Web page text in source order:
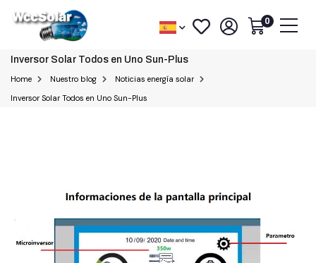
0
Inversor Solar Todos en Uno Sun-Plus
Home Nuestro blog
Noticias energía solar
Inversor Solar Todos en Uno Sun-Plus